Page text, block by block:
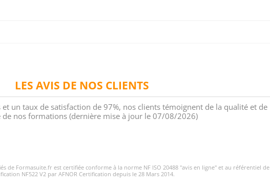
LES AVIS DE NOS CLIENTS
un taux de satisfaction de 97%, nos clients témoignent de la qualité et de
de nos formations (dernière mise à jour le 07/08/2026)
de Formasuite.fr est certifiée conforme à la norme NF ISO 20488 "avis en ligne" et au référentiel de
NF522 V2 par AFNOR Certification depuis le 28 Mars 2014.